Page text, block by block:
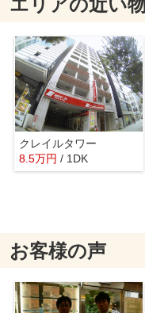
エリアの近い
クレイルタワー
8.5万円 / 1DK
お客様の声